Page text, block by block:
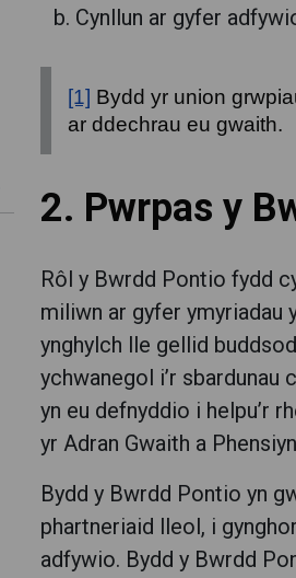
Cynllun ar gyfer
[1] Bydd yr union
ar ddechrau eu gwaith.
2. Pwrpas y
Rôl y Bwrdd Pontio fydd
miliwn ar gyfer ymyriadau
ynghylch lle gellid
ychwanegol i’r
yn eu defnyddio i helpu’r
yr Adran Gwaith a
Bydd y Bwrdd Pontio yn
phartneriaid lleol, i
adfywio. Bydd y Bwrdd